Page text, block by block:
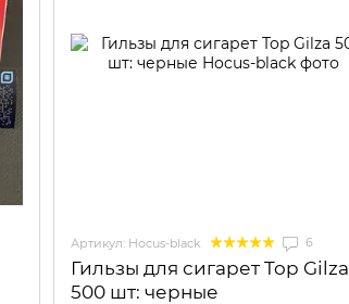
Артикул: Hocus-black 6
Гильзы для сигарет Top Gilza
500 шт: черные